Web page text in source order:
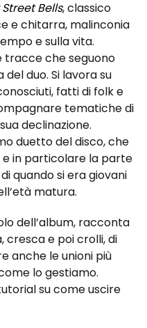
Bells, classico
e chitarra, malinconia
e sulla vita.
tracce che seguono
duo. Si lavora su
fatti di folk e
tematiche di
declinazione.
duetto del disco, che
in particolare la parte
quando si era giovani
matura.
dell’album, racconta
cresca e poi crolli, di
anche le unioni più
lo gestiamo.
su come uscire